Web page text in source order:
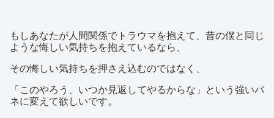
もしあなたが人間関係でトラウマを抱えて、昔の僕と同じ
ような悔しい気持ちを抱えているなら、
その悔しい気持ちを押さえ込むのではなく、
「このやろう、いつか見返してやるからな」という強いバ
ネに変えて欲しいです。